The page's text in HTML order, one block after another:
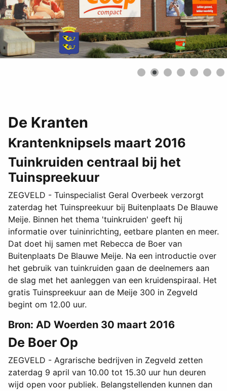
De Kranten
Krantenknipsels maart 2016
Tuinkruiden centraal bij het
Tuinspreekuur
ZEGVELD - Tuinspecialist Geral Overbeek verzorgt
zaterdag het Tuinspreekuur bij Buitenplaats De Blauwe
Meije. Binnen het thema 'tuinkruiden' geeft hij
informatie over tuininrichting, eetbare planten en meer.
Dat doet hij samen met Rebecca de Boer van
Buitenplaats De Blauwe Meije. Na een introductie over
het gebruik van tuinkruiden gaan de deelnemers aan
de slag met het aanleggen van een kruidenspiraal. Het
gratis Tuinspreekuur aan de Meije 300 in Zegveld
begint om 12.00 uur.
Bron: AD Woerden 30 maart 2016
De Boer Op
ZEGVELD - Agrarische bedrijven in Zegveld zetten
zaterdag 9 april van 10.00 tot 15.30 uur hun deuren
wijd open voor publiek. Belangstellenden kunnen dan